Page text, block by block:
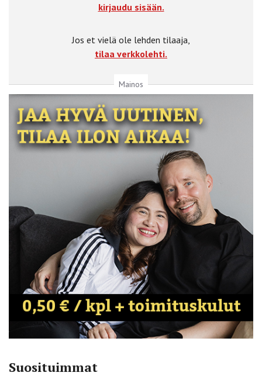
kirjaudu sisään.
Jos et vielä ole lehden tilaaja,
tilaa verkkolehti.
Mainos
Suosituimmat